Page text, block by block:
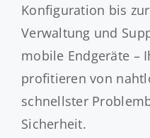
Konfiguration bis
Verwaltung und
mobile Endgeräte –
profitieren von
schnellster
Sicherheit.